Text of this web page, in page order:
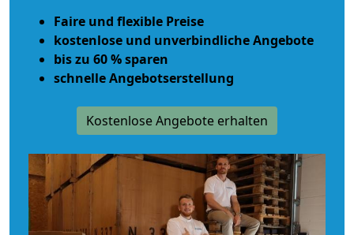
Faire und flexible Preise
kostenlose und unverbindliche Angebote
bis zu 60 % sparen
schnelle Angebotserstellung
Kostenlose Angebote erhalten